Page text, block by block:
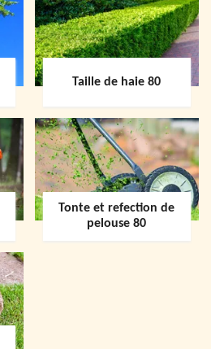
Taille de haie 80
Tonte et refection de
pelouse 80